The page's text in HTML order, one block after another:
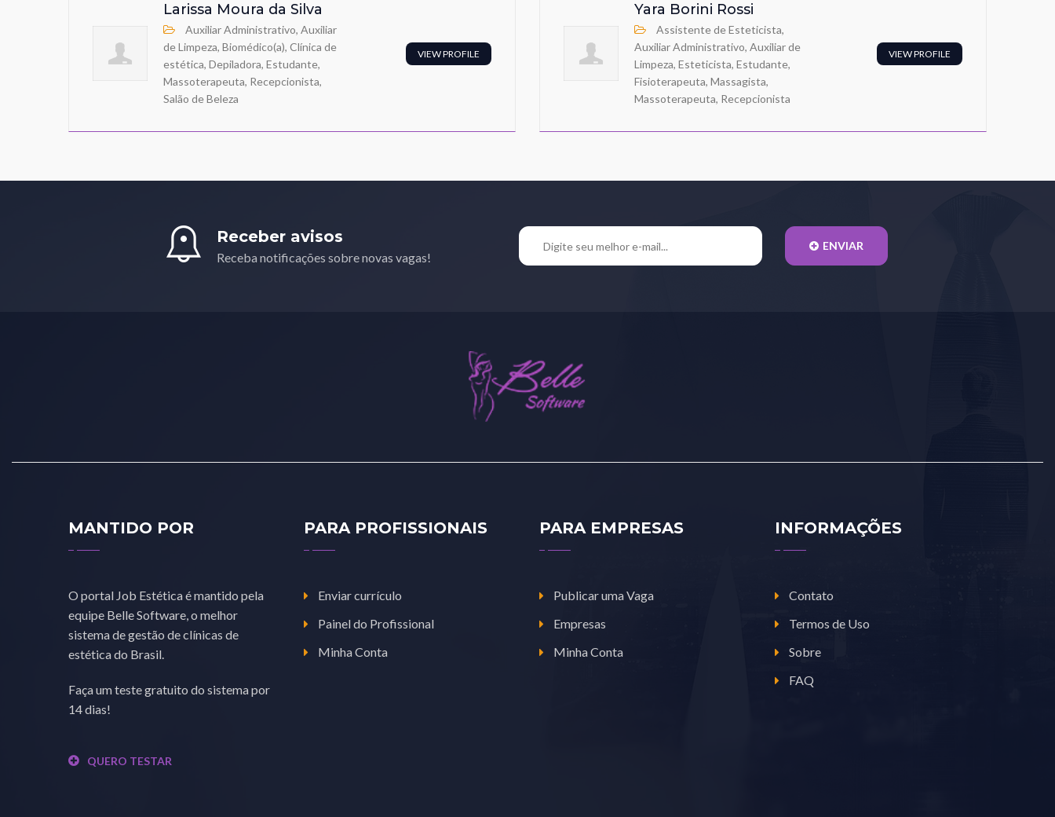
Larissa Moura da Silva
Auxiliar Administrativo, Auxiliar
de Limpeza, Biomédico(a), Clínica de
estética, Depiladora, Estudante,
Massoterapeuta, Recepcionista,
Salão de Beleza
VIEW PROFILE
Yara Borini Rossi
Assistente de Esteticista,
Auxiliar Administrativo, Auxiliar de
Limpeza, Esteticista, Estudante,
Fisioterapeuta, Massagista,
Massoterapeuta, Recepcionista
VIEW PROFILE
Receber avisos
Receba notificações sobre novas vagas!
ENVIAR
MANTIDO POR
O portal Job Estética é mantido pela
equipe Belle Software, o melhor
sistema de gestão de clínicas de
estética do Brasil.
Faça um teste gratuito do sistema por
14 dias!
QUERO TESTAR
PARA PROFISSIONAIS
Enviar currículo
Painel do Profissional
Minha Conta
PARA EMPRESAS
Publicar uma Vaga
Empresas
Minha Conta
INFORMAÇÕES
Contato
Termos de Uso
Sobre
FAQ